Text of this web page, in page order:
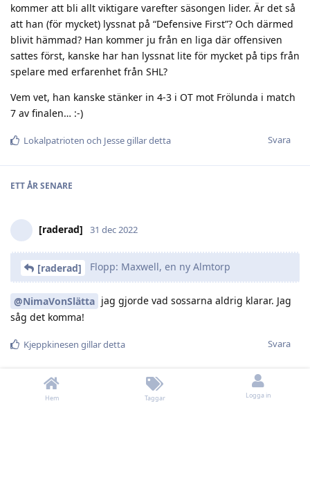
kommer att bli allt viktigare varefter säsongen lider. Är det så
att han (för mycket) lyssnat på “Defensive First”? Och därmed
blivit hämmad? Han kommer ju från en liga där offensiven
sattes först, kanske har han lyssnat lite för mycket på tips från
spelare med erfarenhet från SHL?
Vem vet, han kanske stänker in 4-3 i OT mot Frölunda i match
7 av finalen… :-)
Svara
Lokalpatrioten och Jessegillar detta
ETT ÅRSENARE
[raderad] 31 dec 2022
[raderad] Flopp: Maxwell, en ny Almtorp
@NimaVonSlätta jag gjorde vad sossarna aldrig klarar. Jag
såg det komma!
Svara
Kjeppkinesen gillar detta
Hem Taggar Logga in